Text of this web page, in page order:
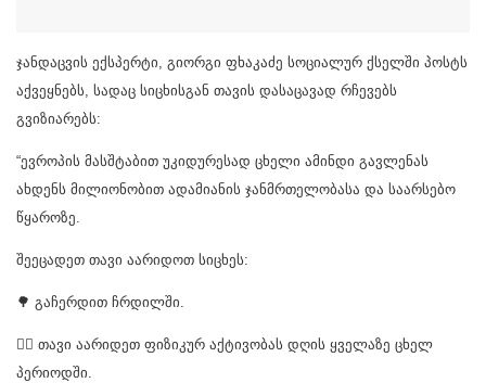
ჯანდაცვის ექსპერტი, გიორგი ფხაკაძე სოციალურ ქსელში პოსტს
აქვეყნებს, სადაც სიცხისგან თავის დასაცავად რჩევებს
გვიზიარებს:
“ევროპის მასშტაბით უკიდურესად ცხელი ამინდი გავლენას
ახდენს მილიონობით ადამიანის ჯანმრთელობასა და საარსებო
წყაროზე.
შეეცადეთ თავი აარიდოთ სიცხეს:
🌳 გაჩერდით ჩრდილში.
🏃‍♀️ თავი აარიდეთ ფიზიკურ აქტივობას დღის ყველაზე ცხელ
პერიოდში.